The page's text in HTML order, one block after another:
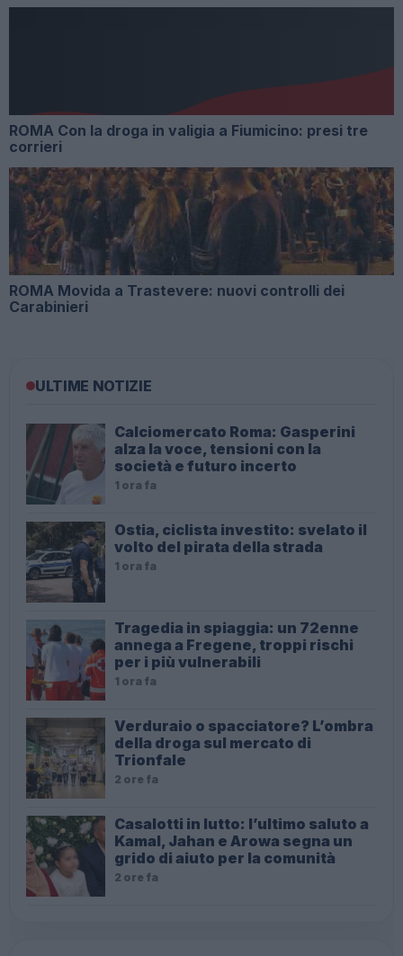
ROMA Con la droga in valigia a Fiumicino: presi tre
corrieri
ROMA Movida a Trastevere: nuovi controlli dei
Carabinieri
ULTIME NOTIZIE
Calciomercato Roma: Gasperini
alza la voce, tensioni con la
società e futuro incerto
1 ora fa
Ostia, ciclista investito: svelato il
volto del pirata della strada
1 ora fa
Tragedia in spiaggia: un 72enne
annega a Fregene, troppi rischi
per i più vulnerabili
1 ora fa
Verduraio o spacciatore? L’ombra
della droga sul mercato di
Trionfale
2 ore fa
Casalotti in lutto: l’ultimo saluto a
Kamal, Jahan e Arowa segna un
grido di aiuto per la comunità
2 ore fa